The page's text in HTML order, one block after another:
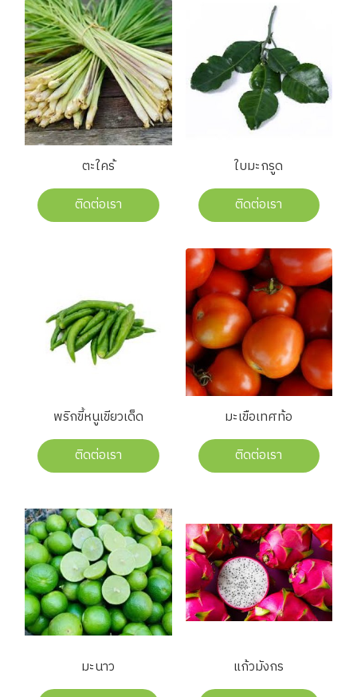
ตะใคร้
ติดต่อเรา
ใบมะกรูด
ติดต่อเรา
พริกขี้หนูเขียวเด็ด
ติดต่อเรา
มะเขือเทศท้อ
ติดต่อเรา
มะนาว
แก้วมังกร